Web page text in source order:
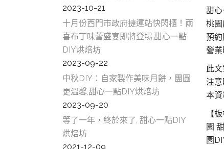
甜
桃園
預
營
此
注
本
【
園
園
2023-10-21
十月份西門市政府捷運站快閃櫃！兩
喜布丁味蕾盛宴即將登場,甜心一點
DIY烘焙坊
2023-09-22
中秋DIY：自家製作美味月餅，團圓
更溫馨,甜心一點DIY烘焙坊
2023-09-20
等了一年，終於來了, 甜心一點DIY
烘焙坊
2021-12-09